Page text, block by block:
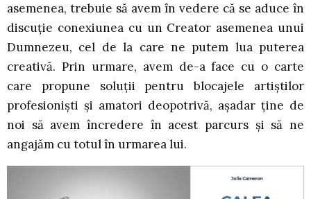
asemenea, trebuie să avem în vedere că se aduce în
discuție conexiunea cu un Creator asemenea unui
Dumnezeu, cel de la care ne putem lua puterea
creativă. Prin urmare, avem de-a face cu o carte
care propune soluții pentru blocajele artiștilor
profesioniști și amatori deopotrivă, așadar ține de
noi să avem încredere în acest parcurs și să ne
angajăm cu totul în urmarea lui.